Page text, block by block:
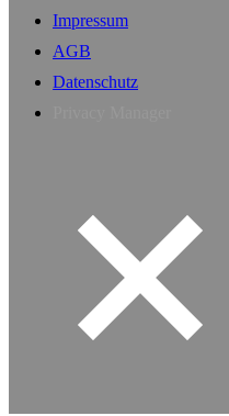
Impressum
AGB
Datenschutz